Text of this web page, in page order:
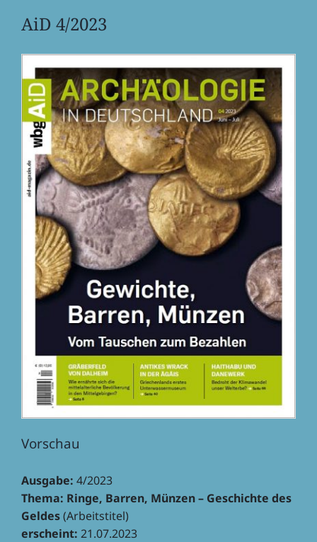
AiD 4/2023
Vorschau
Ausgabe: 4/2023
Thema: Ringe, Barren, Münzen – Geschichte des
Geldes(Arbeits­ti­tel)
erscheint: 21.07.2023